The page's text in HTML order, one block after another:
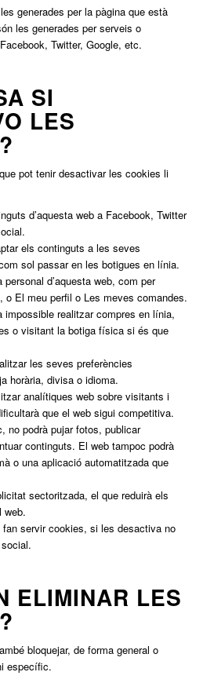
generades per la pàgina que està
les generades per serveis o
Twitter, Google, etc.
SI
LES
pot tenir desactivar les cookies li
d’aquesta web a Facebook, Twitter
els continguts a les seves
sol passar en les botigues en línia.
personal d’aquesta web, com per
o El meu perfil o Les meves comandes.
impossible realitzar compres en línia,
o visitant la botiga física si és que
les seves preferències
horària, divisa o idioma.
analítiques web sobre visitants i
que el web sigui competitiva.
no podrà pujar fotos, publicar
continguts. El web tampoc podrà
o una aplicació automatitzada que
sectoritzada, el que reduirà els
web.
servir cookies, si les desactiva no
ELIMINAR LES
bloquejar, de forma general o
específic.